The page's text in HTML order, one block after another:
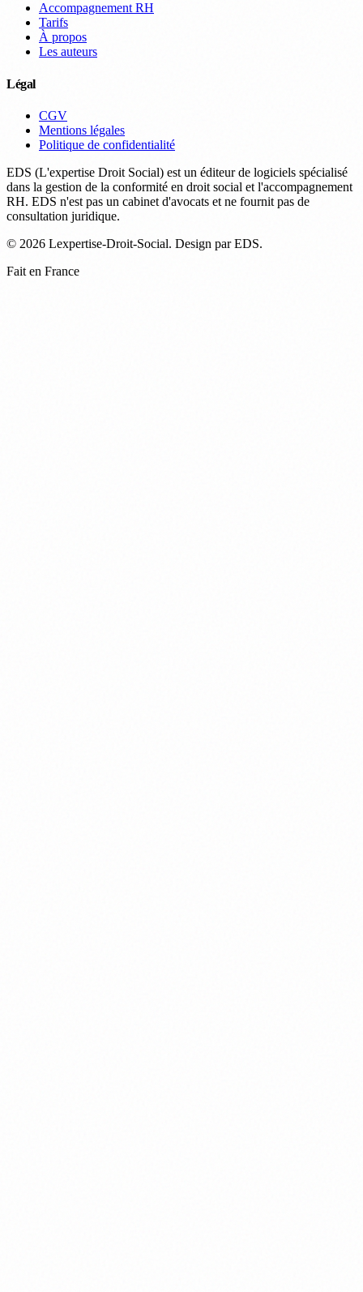
Accompagnement RH
Tarifs
À propos
Les auteurs
Légal
CGV
Mentions légales
Politique de confidentialité
EDS (L'expertise Droit Social) est un éditeur de logiciels spécialisé
dans la gestion de la conformité en droit social et l'accompagnement
RH. EDS n'est pas un cabinet d'avocats et ne fournit pas de
consultation juridique.
© 2026 Lexpertise-Droit-Social. Design par EDS.
Fait en France